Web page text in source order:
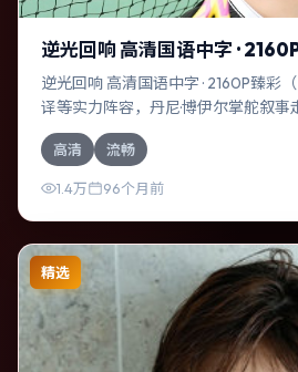
逆光回响 高清国语中字 ·
逆光回响 高清国语中字 · 2160P臻彩
译等实力阵容，丹尼·博伊尔掌舵叙
意大利，围绕一次意外选择展开连锁
服务于主题，结尾留白耐人寻味。
高清 流畅
1.4万 96个月前
精选